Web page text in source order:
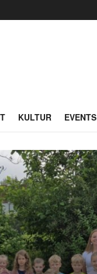
KULTUR EVENTS